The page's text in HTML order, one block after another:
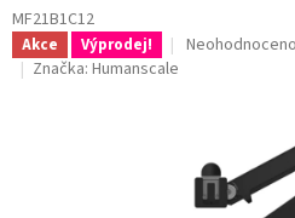
MF21B1C12
Akce Výprodej!
Průměrné
hvězdiček.
Neohodnoceno
Značka: Humanscale